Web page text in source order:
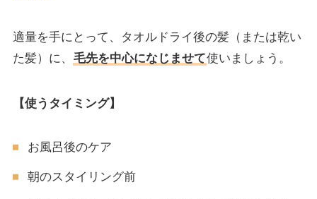
適量を手にとって、タオルドライ後の髪（または乾い
た髪）に、 毛先を中心になじませて使いましょう。
【使うタイミング】
お風呂後のケア
朝のスタイリング前